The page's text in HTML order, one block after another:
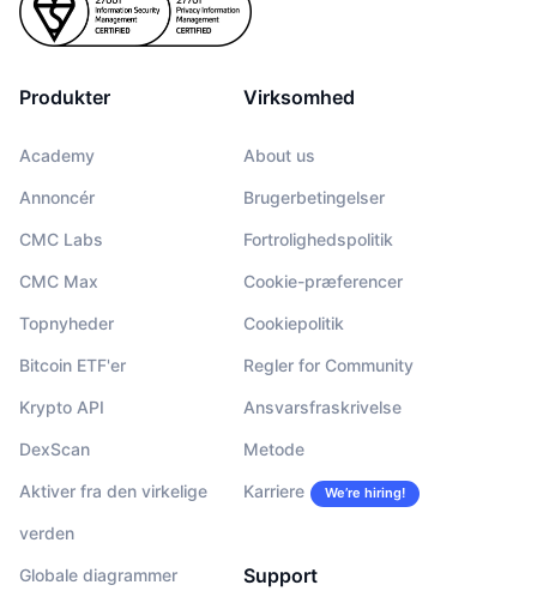
Produkter
Academy
Annoncér
CMC Labs
CMC Max
Topnyheder
Bitcoin ETF'er
Krypto API
DexScan
Aktiver fra den virkelige
verden
Globale diagrammer
Virksomhed
About us
Brugerbetingelser
Fortrolighedspolitik
Cookie-præferencer
Cookiepolitik
Regler for Community
Ansvarsfraskrivelse
Metode
Karriere We’re hiring!
Support